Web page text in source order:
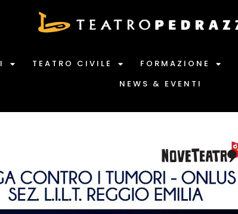
TEATRO CIVILE FORMAZIONE
NEWS & EVENTI